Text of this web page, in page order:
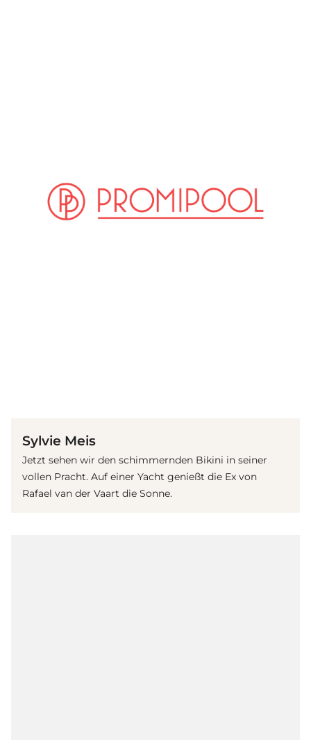
Sylvie Meis
Jetzt sehen wir den schimmernden Bikini in seiner
vollen Pracht. Auf einer Yacht genießt die Ex von
Rafael van der Vaart die Sonne.